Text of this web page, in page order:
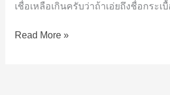
เชื่อเหลือเกินครับว่าถ้าเอ่ยถึงชื่อกระเ
ควร
ใช้
Read More »